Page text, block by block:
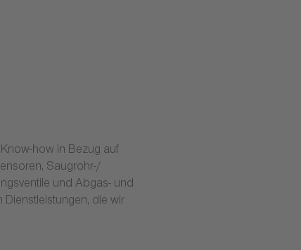
how in Bezug auf
Saugrohr-/
und Abgas- und
die wir